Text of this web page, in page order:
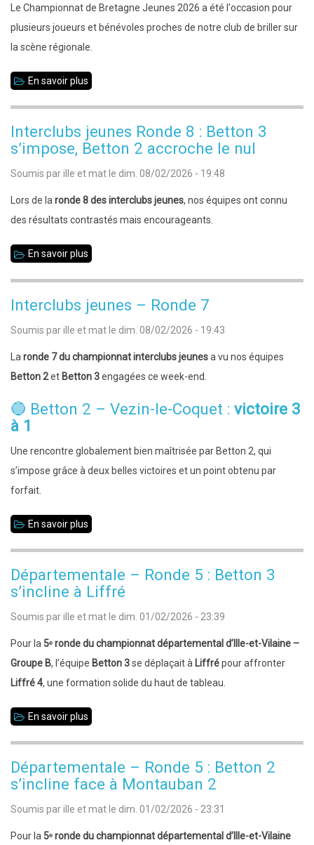
Le Championnat de Bretagne Jeunes 2026 a été l'occasion pour
plusieurs joueurs et bénévoles proches de notre club de briller sur
la scène régionale.
En savoir plus
de
Jeunes
2026
—
et
Mat
!
Interclubs jeunes Ronde 8 : Betton 3
s’impose, Betton 2 accroche le nul
Soumis parille et mat le dim. 08/02/2026 - 19:48
Lors de laronde 8 des interclubs jeunes, nos équipes ont connu
des résultats contrastés mais encourageants.
En savoir plus
Ronde
8
:
Betton
s’impose,
2
accroche
Interclubs jeunes – Ronde 7
Soumis parille et matle dim. 08/02/2026 - 19:43
La ronde 7 du championnat interclubs jeunesa vu nos équipes
Betton 2et Betton 3engagées ce week-end.
🔵 Betton 2 – Vezin-le-Coquet : victoire 3
à 1
Une rencontre globalement bien maîtrisée par Betton 2, qui
s’impose grâce à deux belles victoires et un point obtenu par
forfait.
En savoir plus
–
7
Départementale – Ronde 5 : Betton 3
s’incline à Liffré
Soumis parille et mat le dim. 01/02/2026 - 23:39
Pour la 5ᵉ ronde du championnat départemental d’Ille-et-Vilaine –
Groupe B, l’équipe Betton 3se déplaçait à Liffrépour affronter
Liffré 4, une formation solide du haut de tableau.
En savoir plus
Ronde
:
Betton
Départementale – Ronde 5 : Betton 2
s’incline face à Montauban 2
Soumis parille et mat le dim. 01/02/2026 - 23:31
Pour la 5ᵉ ronde du championnat départemental d’Ille-et-Vilaine